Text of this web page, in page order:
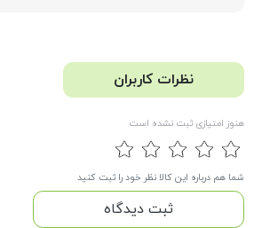
نظرات کاربران
هنوز امتیازی ثبت نشده است
شما هم درباره این کالا نظر خود را ثبت کنید
ثبت دیدگاه